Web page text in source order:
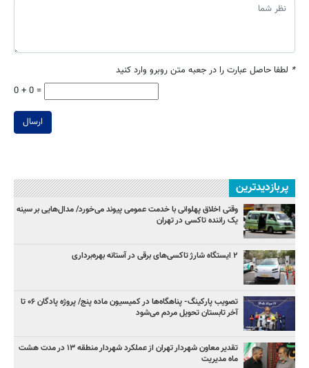
* لطفا حاصل عبارت را در جعبه متن روبرو وارد کنید
0 + 0 =
ارسال
پربازدیدترین
وقتی اخلاق پهلوانی با خدمت عمومی پیوند می‌خورد/ مدال‌هایی بر سینه
یک راننده تاکسی در تهران
۲ ایستگاه شارژ تاکسی‌های برقی در آستانه بهره‌برداری
تصویب پارکینگ- پناهگاه‌ها در کمیسیون ماده پنج/ پروژه پادگان ۰۶ تا
آخر تابستان تحویل مردم می‌شود
تقدیر معاون شهردار تهران از عملکرد شهردار منطقه ۱۳ در مدت هشت
ماه مدیریت